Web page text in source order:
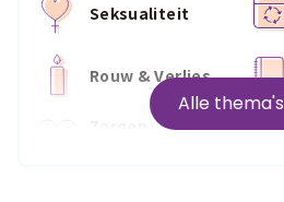
Seksualiteit
Rouw & Verlies
Zorgen voor
Alle thema's